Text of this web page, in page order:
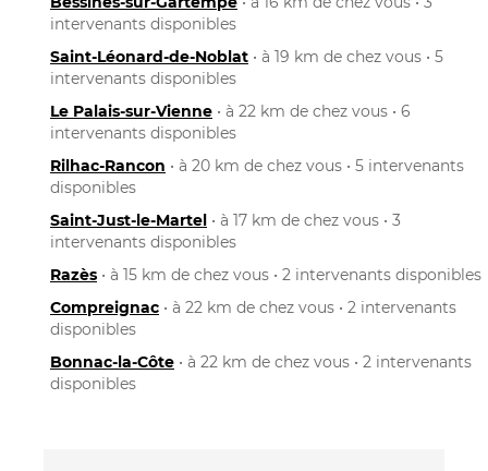
intervenants disponibles
Saint-Léonard-de-Noblat • à 19 km de chez vous • 5
intervenants disponibles
Le Palais-sur-Vienne • à 22 km de chez vous • 6
intervenants disponibles
Rilhac-Rancon • à 20 km de chez vous • 5 intervenants
disponibles
Saint-Just-le-Martel • à 17 km de chez vous • 3
intervenants disponibles
Razès • à 15 km de chez vous • 2 intervenants disponibles
Compreignac • à 22 km de chez vous • 2 intervenants
disponibles
Bonnac-la-Côte • à 22 km de chez vous • 2 intervenants
disponibles